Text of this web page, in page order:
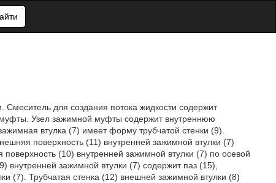
Смеситель для создания потока жидкости содержит
Узел зажимной муфты содержит внутреннюю
втулка (7) имеет форму трубчатой стенки (9).
поверхность (11) внутренней зажимной втулки (7)
(10) внутренней зажимной втулки (7) по осевой
внутренней зажимной втулки (7) содержит паз (15),
(7). Трубчатая стенка (12) внешней зажимной втулки (8)